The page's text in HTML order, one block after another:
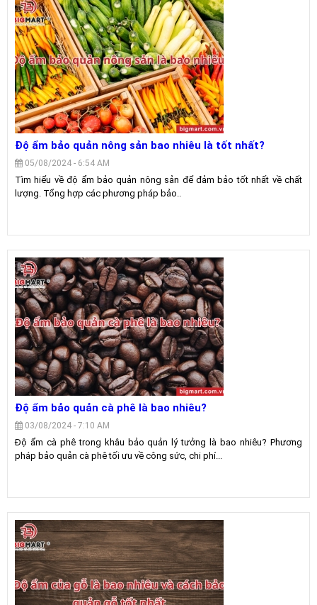
Độ ẩm bảo quản nông sản bao nhiêu là tốt nhất?
05/08/2024 - 6:54 AM
Tìm hiểu về độ ẩm bảo quản nông sản để đảm bảo tốt nhất về chất
lượng. Tổng hợp các phương pháp bảo..
Độ ẩm bảo quản cà phê là bao nhiêu?
03/08/2024 - 7:10 AM
Độ ẩm cà phê trong khâu bảo quản lý tưởng là bao nhiêu? Phương
pháp bảo quản cà phê tối ưu về công sức, chi phí...